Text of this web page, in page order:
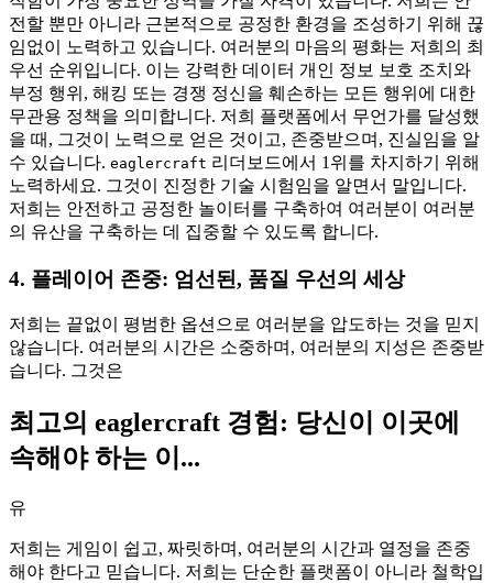
전할 뿐만 아니라 근본적으로 공정한 환경을 조성하기 위해 끊
임없이 노력하고 있습니다. 여러분의 마음의 평화는 저희의 최
우선 순위입니다. 이는 강력한 데이터 개인 정보 보호 조치와
부정 행위, 해킹 또는 경쟁 정신을 훼손하는 모든 행위에 대한
무관용 정책을 의미합니다. 저희 플랫폼에서 무언가를 달성했
을 때, 그것이 노력으로 얻은 것이고, 존중받으며, 진실임을 알
수 있습니다. eaglercraft 리더보드에서 1위를 차지하기 위해
노력하세요. 그것이 진정한 기술 시험임을 알면서 말입니다.
저희는 안전하고 공정한 놀이터를 구축하여 여러분이 여러분
의 유산을 구축하는 데 집중할 수 있도록 합니다.
4. 플레이어 존중: 엄선된, 품질 우선의 세상
저희는 끝없이 평범한 옵션으로 여러분을 압도하는 것을 믿지
않습니다. 여러분의 시간은 소중하며, 여러분의 지성은 존중받
습니다. 그것은
최고의 eaglercraft 경험: 당신이 이곳에
속해야 하는 이...
유
저희는 게임이 쉽고, 짜릿하며, 여러분의 시간과 열정을 존중
해야 한다고 믿습니다. 저희는 단순한 플랫폼이 아니라 철학입